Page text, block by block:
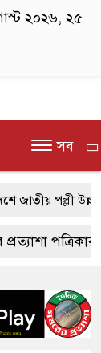
২০২৬, ২৫
সব
জাতীয় পল্লী
শ্যামনগরে দুই
৯৫০ পিচ
কলেজে
পত্রিকার
পেশায়
179084